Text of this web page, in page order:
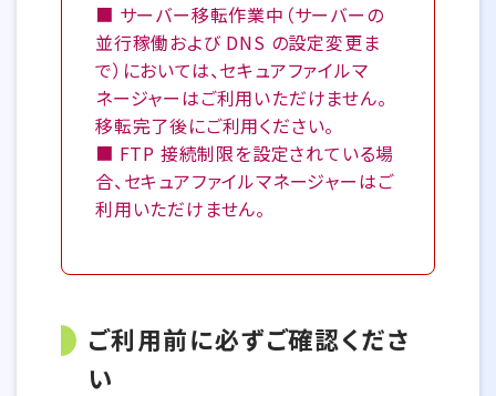
■ サーバー移転作業中（サーバーの
並行稼働および DNS の設定変更ま
で）においては、セキュアファイルマ
ネージャーはご利用いただけません。
移転完了後にご利用ください。
■ FTP 接続制限を設定されている場
合、セキュアファイルマネージャーはご
利用いただけません。
ご利用前に必ずご確認くださ
い